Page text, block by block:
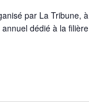
par La Tribune,
dédié à la